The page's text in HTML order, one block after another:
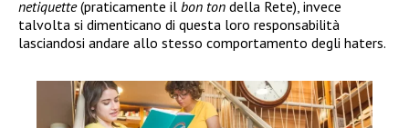
netiquette(praticamente il bon ton della Rete), invece
talvolta si dimenticano di questa loro responsabilità
lasciandosi andare allo stesso comportamento degli haters.